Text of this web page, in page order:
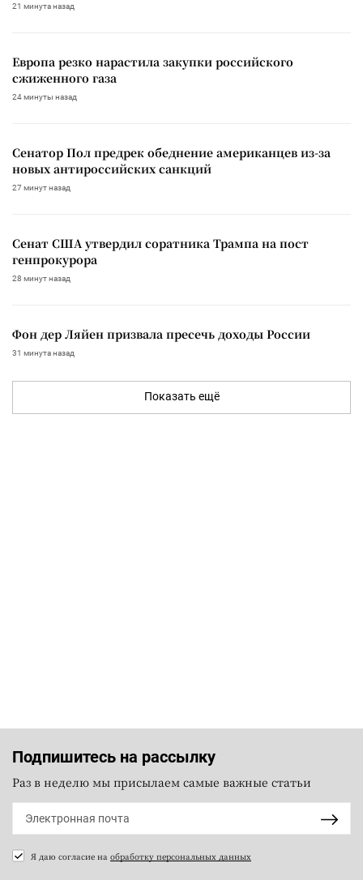
21 минута назад
Европа резко нарастила закупки российского
сжиженного газа
24 минуты назад
Сенатор Пол предрек обеднение американцев из-за
новых антироссийских санкций
27 минут назад
Сенат США утвердил соратника Трампа на пост
генпрокурора
28 минут назад
Фон дер Ляйен призвала пресечь доходы России
31 минута назад
Показать ещё
Подпишитесь на рассылку
Раз в неделю мы присылаем самые важные статьи
Я даю согласие на обработку персональных данных